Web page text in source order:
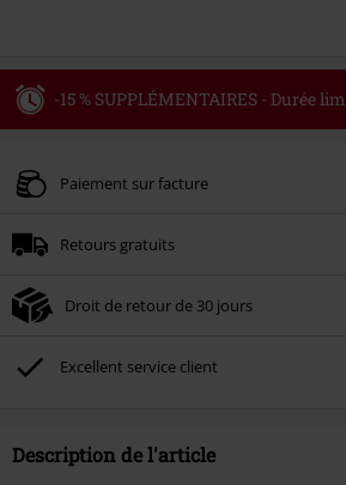
-15 % SUPPLÉMENTAIRES - Durée
Valable jusqu'au 09/08/2026
Une fois le code saisi, la réduction sera
Non cumulable avec dautres promotions. Non
Broilers, Die Ärzte, Die Toten Hosen, Metality, les
incluant un don.
Paiement sur facture
Retours gratuits
Droit de retour de 30 jours
Excellent service client
Description de l'article